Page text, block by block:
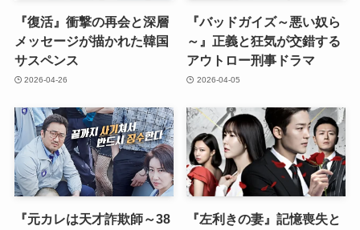
『復活』衝撃の再会と深層
メッセージが描かれた韓国
サスペンス
2026-04-26
『バッドガイズ～悪い奴ら
～』正義と狂気が交錯する
アウトロー刑事ドラマ
2026-04-05
『元カレは天才詐欺師～38
『左利きの妻』記憶喪失と